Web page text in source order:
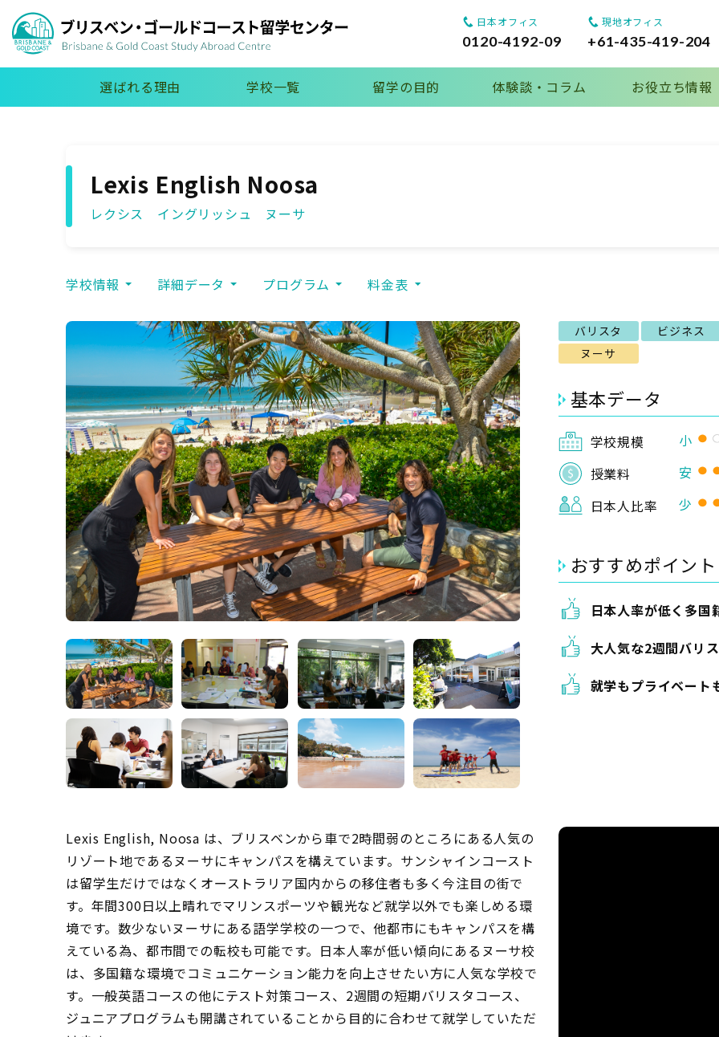
日本オフィス
0120-4192-09
現地オフィス
+61-435-419-204
選ばれる理由 学校一覧 留学の目的 体験談・コラム お役立ち情報
Lexis English Noosa
レクシス イングリッシュ ヌーサ
学校情報 詳細データ プログラム 料金表
バリスタ ビジネス
ヌーサ
基本データ
学校規模 小
授業料
安
日本人比率
少
おすすめポイント
日本人率が低く多国
大人気な2週間バリ
就学もプライベート
Lexis English, Noosa は、ブリスベンから車で2時間弱のところにある人気の
リゾート地であるヌーサにキャンパスを構えています。サンシャインコースト
は留学生だけではなくオーストラリア国内からの移住者も多く今注目の街で
す。年間300日以上晴れでマリンスポーツや観光など就学以外でも楽しめる環
境です。数少ないヌーサにある語学学校の一つで、他都市にもキャンパスを構
えている為、都市間での転校も可能です。日本人率が低い傾向にあるヌーサ校
は、多国籍な環境でコミュニケーション能力を向上させたい方に人気な学校で
す。一般英語コースの他にテスト対策コース、2週間の短期バリスタコース、
ジュニアプログラムも開講されていることから目的に合わせて就学していただ